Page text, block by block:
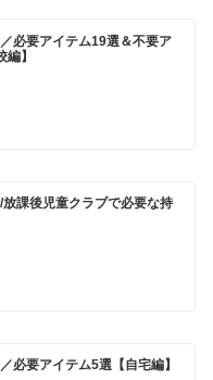
必要アイテム19選＆不要ア
】
課後児童クラブで必要な持
必要アイテム5選【自宅編】